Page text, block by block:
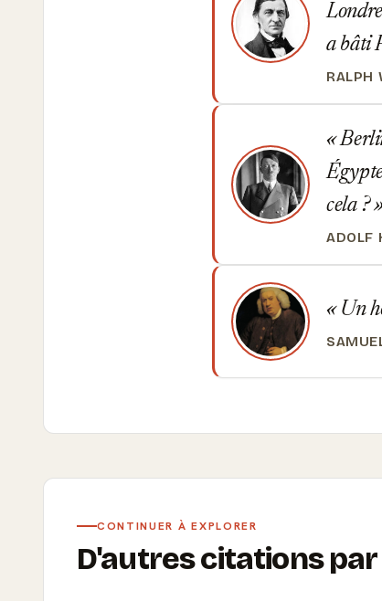
a bâti
RALPH
cela ?
ADOLF
Un
CONTINUER À EXPLORER
D'autres citations